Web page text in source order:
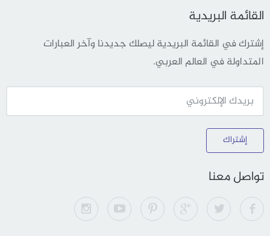
القائمة البريدية
إشترك في القائمة البريدية ليصلك جديدنا وآخر العبارات
المتداولة في العالم العربي.
إشتراك
تواصل معنا